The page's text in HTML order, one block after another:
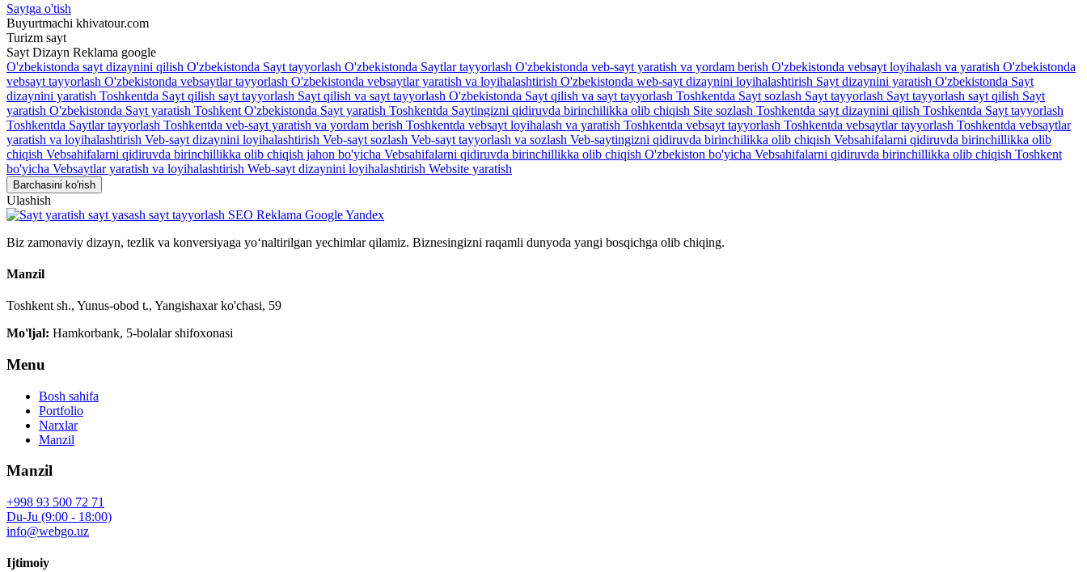
Saytga o'tish
Buyurtmachi khivatour.com
Turizm sayt
Sayt Dizayn Reklama google
O'zbekistonda sayt dizaynini qilish O'zbekistonda Sayt tayyorlash O'zbekistonda Saytlar tayyorlash O'zbekistonda veb-sayt yaratish va yordam berish O'zbekistonda vebsayt loyihalash va yaratish O'zbekistonda
vebsayt tayyorlash O'zbekistonda vebsaytlar tayyorlash O'zbekistonda vebsaytlar yaratish va loyihalashtirish O'zbekistonda web-sayt dizaynini loyihalashtirish Sayt dizaynini yaratish O'zbekistonda Sayt
dizaynini yaratish Toshkentda Sayt qilish sayt tayyorlash Sayt qilish va sayt tayyorlash O'zbekistonda Sayt qilish va sayt tayyorlash Toshkentda Sayt sozlash Sayt tayyorlash Sayt tayyorlash sayt qilish Sayt
yaratish O'zbekistonda Sayt yaratish Toshkent O'zbekistonda Sayt yaratish Toshkentda Saytingizni qidiruvda birinchilikka olib chiqish Site sozlash Toshkentda sayt dizaynini qilish Toshkentda Sayt tayyorlash
Toshkentda Saytlar tayyorlash Toshkentda veb-sayt yaratish va yordam berish Toshkentda vebsayt loyihalash va yaratish Toshkentda vebsayt tayyorlash Toshkentda vebsaytlar tayyorlash Toshkentda vebsaytlar
yaratish va loyihalashtirish Veb-sayt dizaynini loyihalashtirish Veb-sayt sozlash Veb-sayt tayyorlash va sozlash Veb-saytingizni qidiruvda birinchilikka olib chiqish Vebsahifalarni qidiruvda birinchillikka olib
chiqish Vebsahifalarni qidiruvda birinchillikka olib chiqish jahon bo'yicha Vebsahifalarni qidiruvda birinchillikka olib chiqish O'zbekiston bo'yicha Vebsahifalarni qidiruvda birinchillikka olib chiqish Toshkent
bo'yicha Vebsaytlar yaratish va loyihalashtirish Web-sayt dizaynini loyihalashtirish Website yaratish
Barchasini ko'rish
Ulashish
Biz zamonaviy dizayn, tezlik va konversiyaga yo‘naltirilgan yechimlar qilamiz. Biznesingizni raqamli dunyoda yangi bosqichga olib chiqing.
Manzil
Toshkent sh., Yunus-obod t., Yangishaxar ko'chasi, 59
Mo'ljal: Hamkorbank, 5-bolalar shifoxonasi
Menu
Bosh sahifa
Portfolio
Narxlar
Manzil
Manzil
+998 93 500 72 71
Du-Ju (9:00 - 18:00)
info@webgo.uz
Ijtimoiy